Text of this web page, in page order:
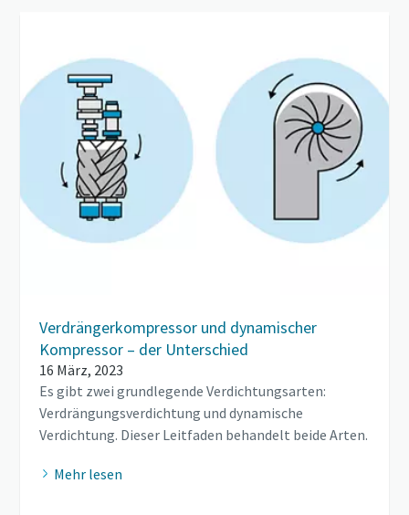
Verdrängerkompressor und dynamischer
Kompressor – der Unterschied
16 März, 2023
Es gibt zwei grundlegende Verdichtungsarten:
Verdrängungsverdichtung und dynamische
Verdichtung. Dieser Leitfaden behandelt beide Arten.
Mehr lesen